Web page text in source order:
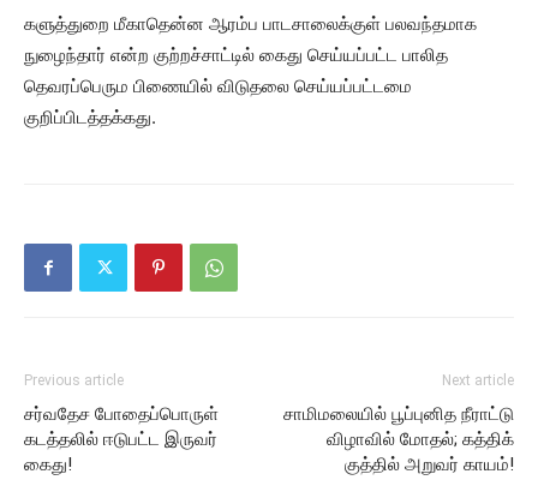
களுத்துறை மீகாதென்ன ஆரம்ப பாடசாலைக்குள் பலவந்தமாக
நுழைந்தார் என்ற குற்றச்சாட்டில் கைது செய்யப்பட்ட பாலித
தெவரப்பெரும பிணையில் விடுதலை செய்யப்பட்டமை
குறிப்பிடத்தக்கது.
Previous article
சர்வதேச போதைப்பொருள்
கடத்தலில் ஈடுபட்ட இருவர்
கைது!
Next article
சாமிமலையில் பூப்புனித நீராட்டு
விழாவில் மோதல்; கத்திக்
குத்தில் அறுவர் காயம்!